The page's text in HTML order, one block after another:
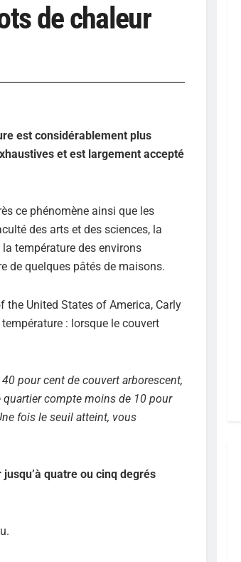
de chaleur
est considérablement plus
et est largement accepté
ce phénomène ainsi que les
des arts et des sciences, la
température des environs
de quelques pâtés de maisons.
the United States of America, Carly
: lorsque le couvert
pour cent de couvert arborescent,
quartier compte moins de 10 pour
fois le seuil atteint, vous
quatre ou cinq degrés